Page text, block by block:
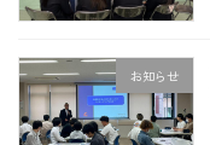
お知らせ